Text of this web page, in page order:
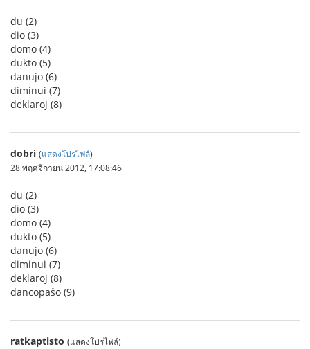
du (2)
dio (3)
domo (4)
dukto (5)
danujo (6)
diminui (7)
deklaroj (8)
dobri (แสดงโปรไฟล์)
28 พฤศจิกายน 2012, 17:08:46
du (2)
dio (3)
domo (4)
dukto (5)
danujo (6)
diminui (7)
deklaroj (8)
dancopaŝo (9)
ratkaptisto (แสดงโปรไฟล์)